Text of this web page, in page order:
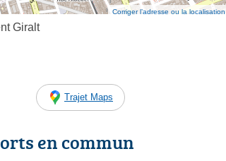
Corriger l’adresse ou la localisation
Giralt
Trajet Maps
en commun